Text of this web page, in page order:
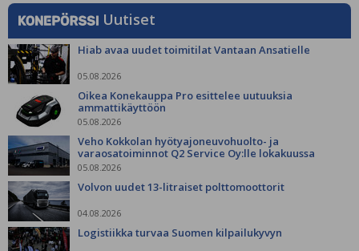
Uutiset
Hiab avaa uudet toimitilat Vantaan Ansatielle
05.08.2026
Oikea Konekauppa Pro esittelee uutuuksia
ammattikäyttöön
05.08.2026
Veho Kokkolan hyötyajoneuvohuolto- ja
varaosatoiminnot Q2 Service Oy:lle lokakuussa
05.08.2026
Volvon uudet 13-litraiset polttomoottorit
04.08.2026
Logistiikka turvaa Suomen kilpailukyvyn